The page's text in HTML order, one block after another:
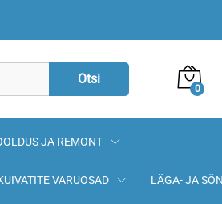
Otsi
0
JA REMONT
VARUOSAD LÄGA- JA